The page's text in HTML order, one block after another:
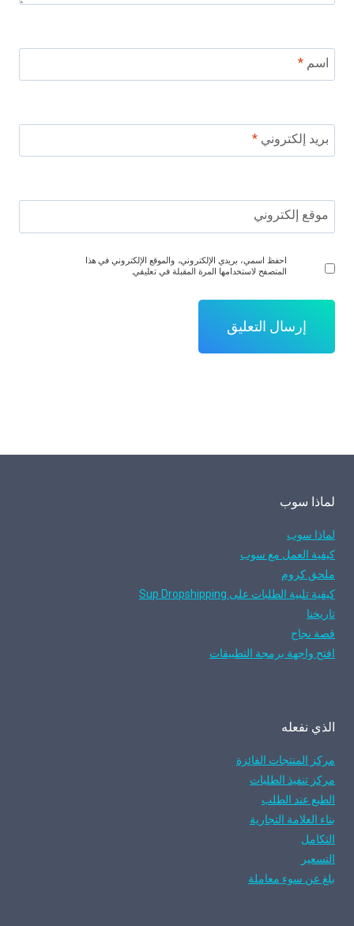
اسم *
بريد إلكتروني *
موقع إلكتروني
احفظ اسمي، بريدي الإلكتروني، والموقع الإلكتروني في هذا
المتصفح لاستخدامها المرة المقبلة في تعليقي.
لماذا سوب
لماذا سوب
كيفية العمل مع سوب
ملحق كروم
كيفية تلبية الطلبات على Sup Dropshipping
تاريخنا
قصة نجاح
افتح واجهة برمجة التطبيقات
الذي نفعله
مركز المنتجات الفائزة
مركز تنفيذ الطلبات
الطبع عند الطلب
بناء العلامة التجارية
التكامل
التسعير
بلغ عن سوء معاملة